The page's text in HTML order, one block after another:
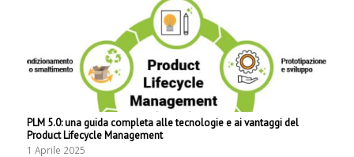
PLM 5.0: una guida completa alle tecnologie e ai vantaggi del
Product Lifecycle Management
1 Aprile 2025